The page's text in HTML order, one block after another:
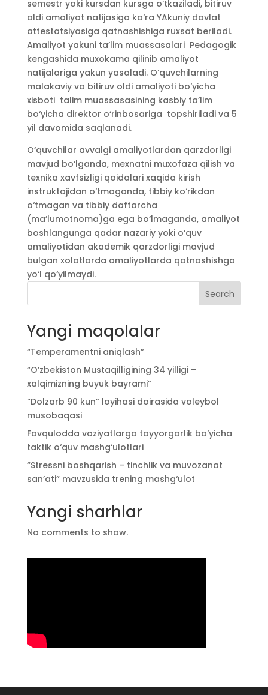
semestr yoki kursdan kursga o‘tkaziladi, bitiruv
oldi amaliyot natijasiga ko‘ra YAkuniy davlat
attestatsiyasiga qatnashishiga ruxsat beriladi.
Amaliyot yakuni ta’lim muassasalari Pedagogik
kengashida muxokama qilinib amaliyot
natijalariga yakun yasaladi. O‘quvchilarning
malakaviy va bitiruv oldi amaliyoti bo‘yicha
xisboti talim muassasasining kasbiy ta’lim
bo‘yicha direktor o‘rinbosariga topshiriladi va 5
yil davomida saqlanadi.
O‘quvchilar avvalgi amaliyotlardan qarzdorligi
mavjud bo‘lganda, mexnatni muxofaza qilish va
texnika xavfsizligi qoidalari xaqida kirish
instruktajidan o‘tmaganda, tibbiy ko‘rikdan
o‘tmagan va tibbiy daftarcha
(ma’lumotnoma)ga ega bo‘lmaganda, amaliyot
boshlangunga qadar nazariy yoki o‘quv
amaliyotidan akademik qarzdorligi mavjud
bulgan xolatlarda amaliyotlarda qatnashishga
yo‘l qo‘yilmaydi.
Search
Yangi maqolalar
“Temperamentni aniqlash”
“O’zbekiston Mustaqilligining 34 yilligi –
xalqimizning buyuk bayrami”
“Dolzarb 90 kun” loyihasi doirasida voleybol
musobaqasi
Favqulodda vaziyatlarga tayyorgarlik bo‘yicha
taktik o‘quv mashg‘ulotlari
“Stressni boshqarish – tinchlik va muvozanat
san’ati” mavzusida trening mashg‘ulot
Yangi sharhlar
No comments to show.